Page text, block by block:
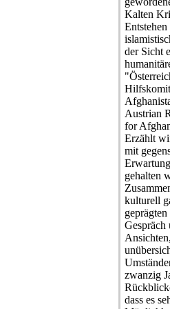
Kalten
der Sicht
Austrian
for
Erzählt
mit
gehalten
kulturell
Gespräch
zwanzig
dass es